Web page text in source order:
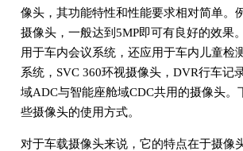
像头，其功能特性和性能要求相对简单。
摄像头，一般达到5MP即可有良好的效果
用于车内会议系统，还应用于车内儿童检
系统，SVC 360环视摄像头，DVR行车记
域ADC与智能座舱域CDC共用的摄像头。
些摄像头的使用方式。
对于车载摄像头来说，它的特点在于摄像